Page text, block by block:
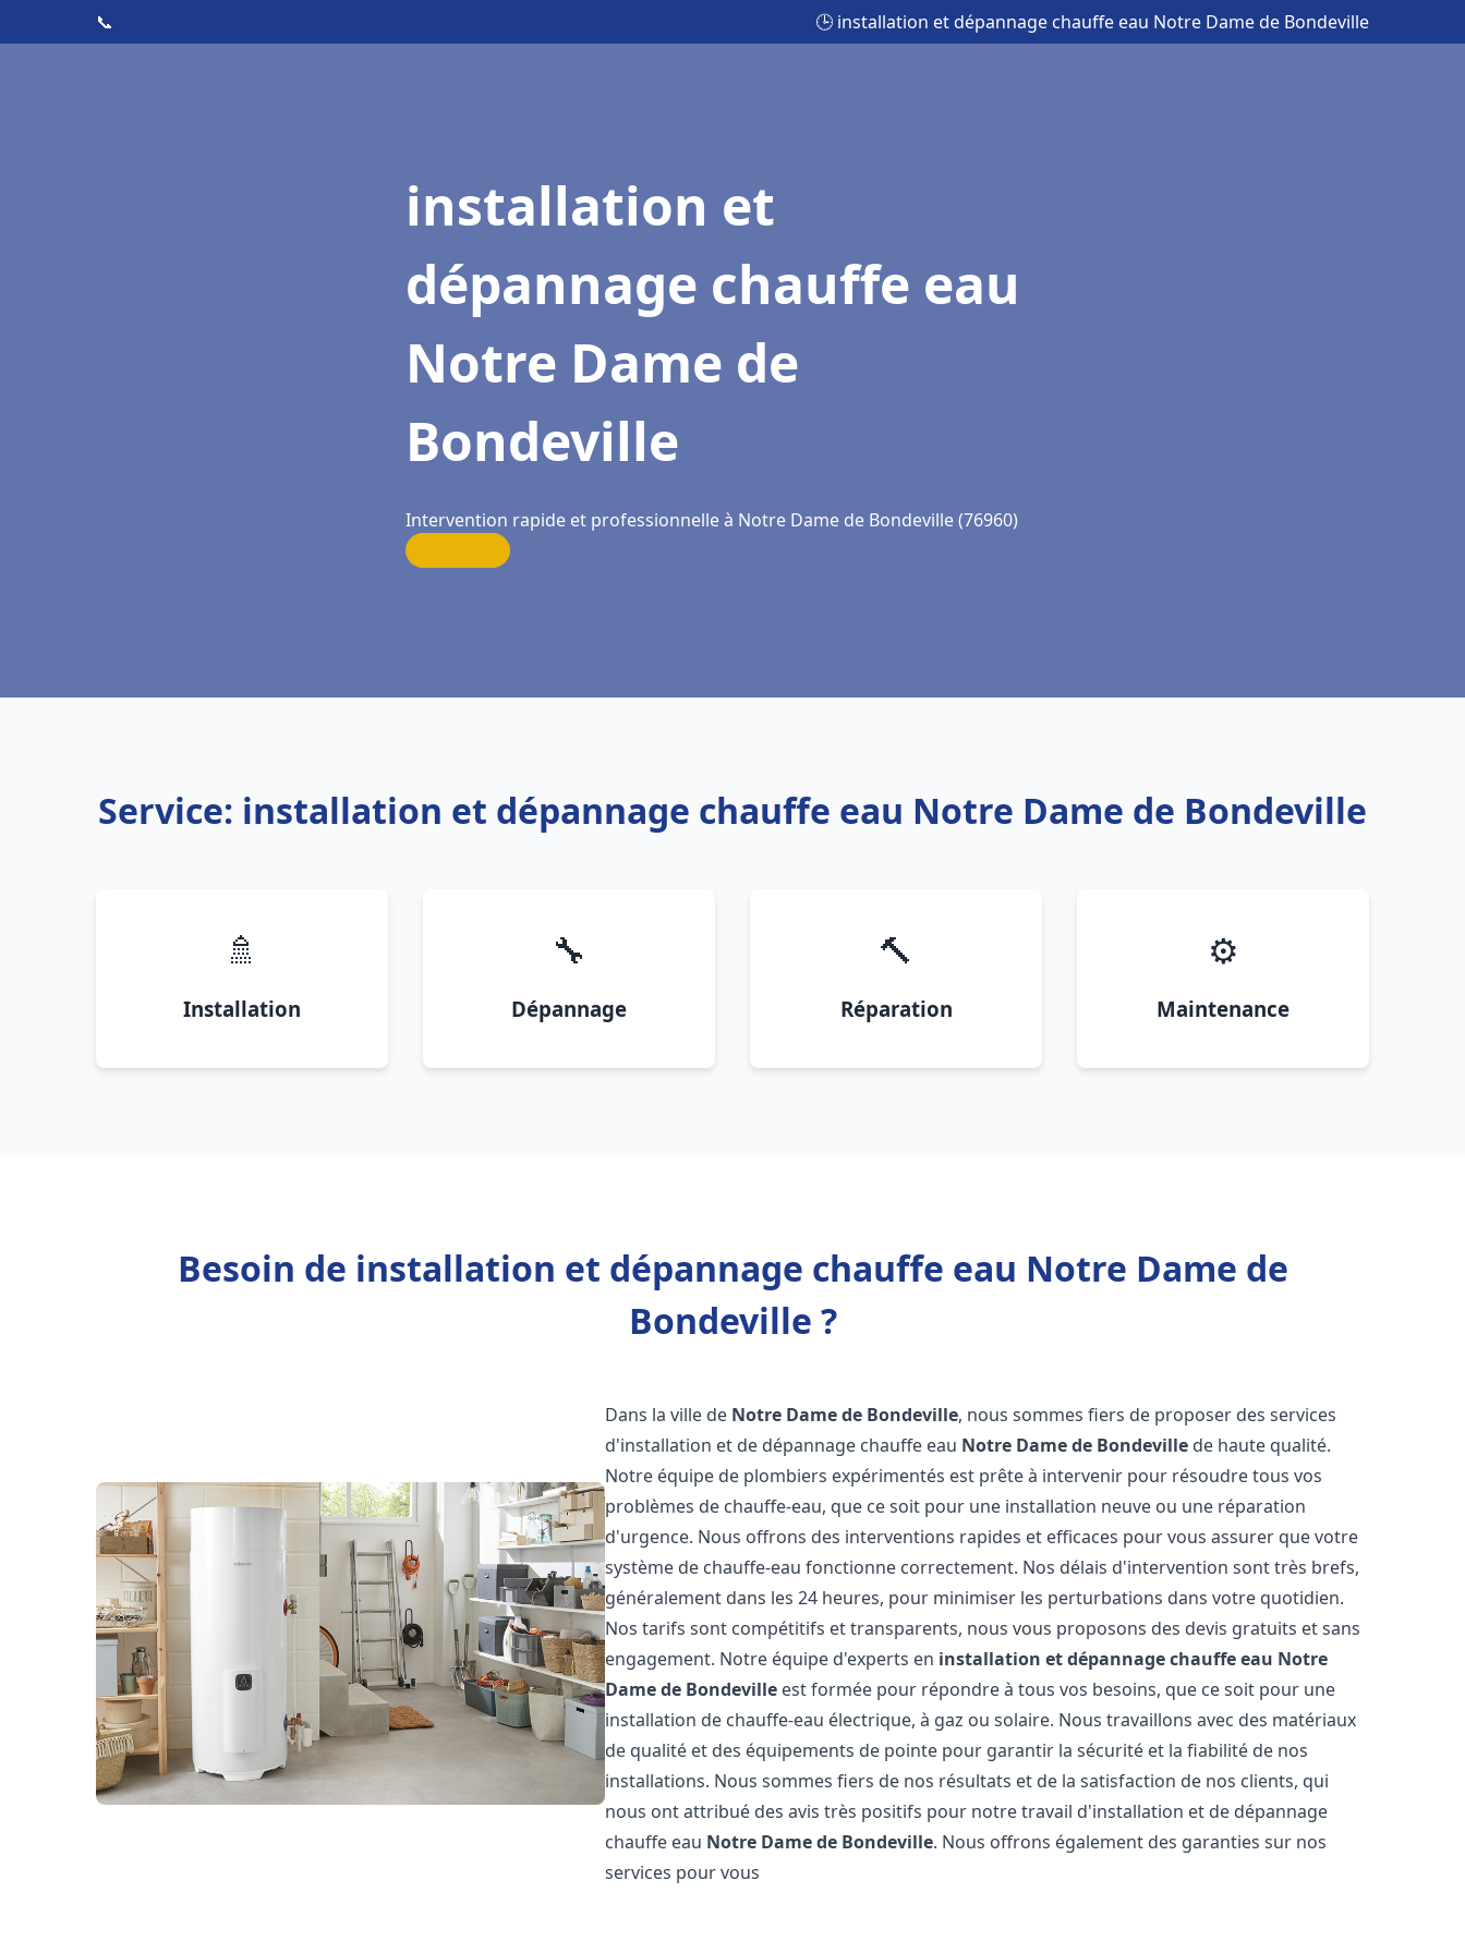
📞 🕒 installation et dépannage chauffe eau Notre Dame de Bondeville
installation et
dépannage chauffe eau
Notre Dame de
Bondeville
Intervention rapide et professionnelle à Notre Dame de Bondeville (76960)
Service: installation et dépannage chauffe eau Notre Dame de Bondeville
🚿
Installation
🔧
Dépannage
🔨
Réparation
⚙️
Maintenance
Besoin de installation et dépannage chauffe eau Notre Dame de
Bondeville ?
Dans la ville de Notre Dame de Bondeville, nous sommes fiers de proposer des services
d'installation et de dépannage chauffe eau Notre Dame de Bondeville de haute qualité.
Notre équipe de plombiers expérimentés est prête à intervenir pour résoudre tous vos
problèmes de chauffe-eau, que ce soit pour une installation neuve ou une réparation
d'urgence. Nous offrons des interventions rapides et efficaces pour vous assurer que votre
système de chauffe-eau fonctionne correctement. Nos délais d'intervention sont très brefs,
généralement dans les 24 heures, pour minimiser les perturbations dans votre quotidien.
Nos tarifs sont compétitifs et transparents, nous vous proposons des devis gratuits et sans
engagement. Notre équipe d'experts en installation et dépannage chauffe eau Notre
Dame de Bondeville est formée pour répondre à tous vos besoins, que ce soit pour une
installation de chauffe-eau électrique, à gaz ou solaire. Nous travaillons avec des matériaux
de qualité et des équipements de pointe pour garantir la sécurité et la fiabilité de nos
installations. Nous sommes fiers de nos résultats et de la satisfaction de nos clients, qui
nous ont attribué des avis très positifs pour notre travail d'installation et de dépannage
chauffe eau Notre Dame de Bondeville. Nous offrons également des garanties sur nos
services pour vous